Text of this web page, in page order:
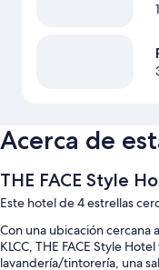
Acerca de
THE FACE Style
Este hotel de 4 estrellas
Con una ubicación cercana
KLCC, THE FACE Style
lavandería/tintorería, una